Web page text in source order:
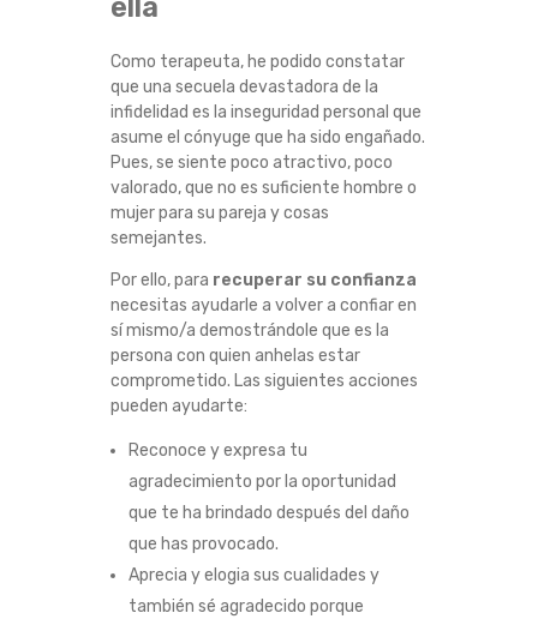
ella
Como terapeuta, he podido constatar
que una secuela devastadora de la
infidelidad es la inseguridad personal que
asume el cónyuge que ha sido engañado.
Pues, se siente poco atractivo, poco
valorado, que no es suficiente hombre o
mujer para su pareja y cosas
semejantes.
Por ello, para recuperar su confianza
necesitas ayudarle a volver a confiar en
sí mismo/a demostrándole que es la
persona con quien anhelas estar
comprometido. Las siguientes acciones
pueden ayudarte:
Reconoce y expresa tu
agradecimiento por la oportunidad
que te ha brindado después del daño
que has provocado.
Aprecia y elogia sus cualidades y
también sé agradecido porque